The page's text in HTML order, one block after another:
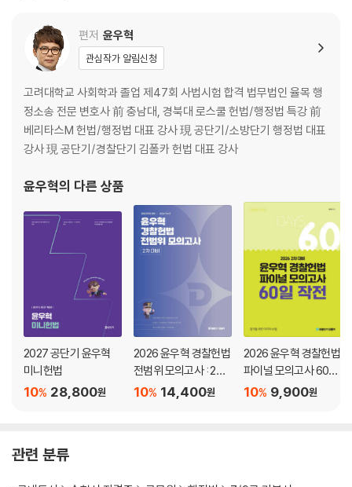
CHAPTER 01 행정입법 1(법규명령)
CHAPTER 02 행정입법 2(행정규칙)
CHAPTER 03 행정행위 일반론
CHAPTER 04 행정행위의 내용
CHAPTER 05 행정행위의 부관
CHAPTER 06 행정행위의 요건과 효력
CHAPTER 07 행정행위의 하자와 하자의 승계
CHAPTER 09 확약과 행정계획
CHAPTER 10 그 밖의 행정형식
PART 03 행정절차, 정보공개, 정보 보호
CHAPTER 01 행정절차법
CHAPTER 02 정보공개와 개인정보 보호
[2권]
PART 04 행정의 실효성 확보수단
CHAPTER 01 행정강제(직접적 강제수단)
CHAPTER 02 행정벌
PART 05 행정구제법
CHAPTER 01 사전적 권리구제수단
편저 윤우혁
관심작가 알림신청
고려대학교 사회학과 졸업 제47회 사법시험 합격 법무법인 율목 행
정소송 전문 변호사 前 충남대, 경북대 로스쿨 헌법/행정법 특강 前
베리타스M 헌법/행정법 대표 강사 現 공단기/소방단기 행정법 대표
강사 現 공단기/경찰단기 김폴카 헌법 대표 강사
윤우혁의 다른 상품
2027 공단기 윤우혁
미니헌법
28,800원
10%
2026 윤우혁 경찰헌법
전범위 모의고사 : 2차
대비 14,400원
10%
2026 윤우혁 경찰헌법
파이널 모의고사 60일
작전 : 2차 대비
9,900원
10%
관련 분류